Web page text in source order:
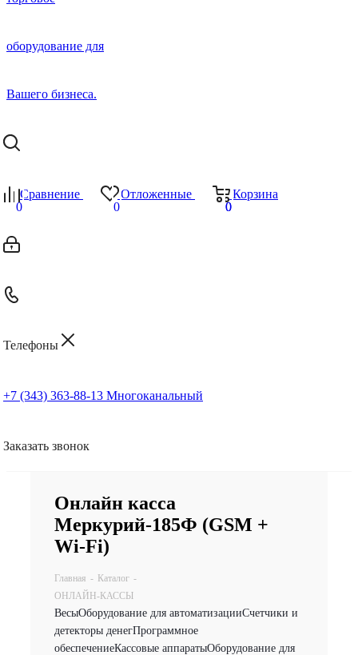
Сравнение
0
Отложенные
0
Корзина
0
0
Телефоны
+7 (343) 363-88-13 Многоканальный
Заказать звонок
Онлайн касса
Меркурий-185Ф (GSM +
Wi-Fi)
Главная - Каталог -
ОНЛАЙН-КАССЫ
ВесыОборудование для автоматизацииСчетчики и
детекторы денегПрограммное
обеспечениеКассовые аппаратыОборудование для